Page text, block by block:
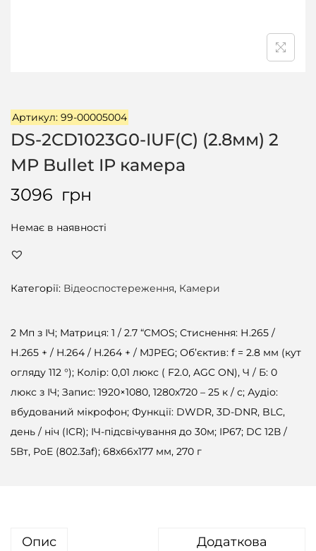
Артикул: 99-00005004
DS-2CD1023G0-IUF(C) (2.8мм) 2
MP Bullet IP камера
3096 грн
Немає в наявності
Категорії: Відеоспостереження, Камери
2 Мп з ІЧ; Матриця: 1 / 2.7 “CMOS; Стиснення: Н.265 /
Н.265 + / H.264 / H.264 + / MJPEG; Об’єктив: f = 2.8 мм (кут
огляду 112 °); Колір: 0,01 люкс ( F2.0, AGC ON), Ч / Б: 0
люкс з ІЧ; Запис: 1920×1080, 1280х720 – 25 к / с; Аудіо:
вбудований мікрофон; Функції: DWDR, 3D-DNR, BLC,
день / ніч (ICR); ІЧ-підсвічування до 30м; IP67; DC 12В /
5Вт, PoE (802.3af); 68х66х177 мм, 270 г
Опис
Додаткова